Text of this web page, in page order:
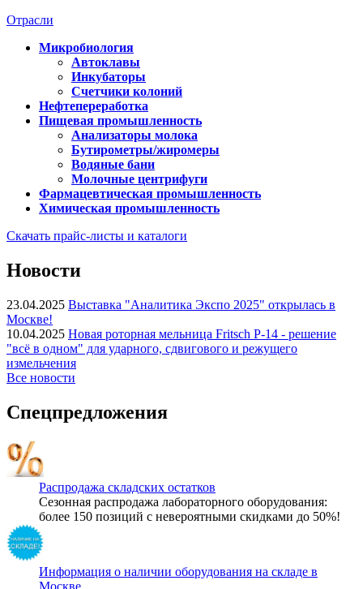
Отрасли
Микробиология
Автоклавы
Инкубаторы
Счетчики колоний
Нефтепереработка
Пищевая промышленность
Анализаторы молока
Бутирометры/жиромеры
Водяные бани
Молочные центрифуги
Фармацевтическая промышленность
Химическая промышленность
Скачать прайс-листы и каталоги
Новости
23.04.2025 Выставка "Аналитика Экспо 2025" открылась в
Москве!
10.04.2025 Новая роторная мельница Fritsch P-14 - решение
"всё в одном" для ударного, сдвигового и режущего
измельчения
Все новости
Спецпредложения
Распродажа складских остатков
Сезонная распродажа лабораторного оборудования:
более 150 позиций с невероятными скидками до 50%!
Информация о наличии оборудования на складе в
Москве